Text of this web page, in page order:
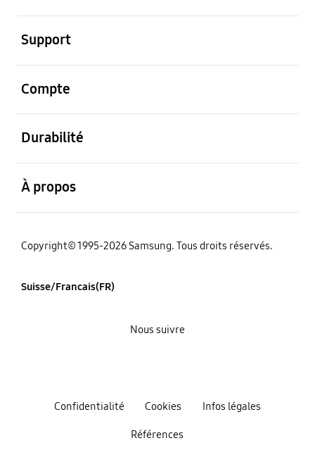
Support
Compte
Durabilité
À propos
Copyright© 1995-2026 Samsung. Tous droits réservés.
Suisse/Francais(FR)
Confidentialité Cookies Infos légales
Références
Nous suivre